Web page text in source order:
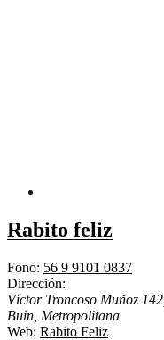
Rabito feliz
Fono: 56 9 9101 0837
Dirección:
Víctor Troncoso Muñoz 142,
Buin Metropolitana
Web: Rabito Feliz